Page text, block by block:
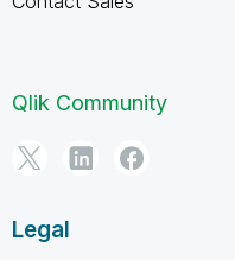
Qlik Community
Legal